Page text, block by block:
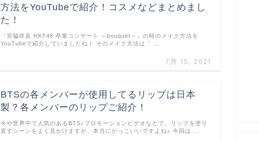
方法をYouTubeで紹介！コスメなどまとめまし
た！
7月 15, 2021
「宮脇咲良 HKT48 卒業コンサート ～bouquet～」の時のメイク方法を
YouTubeで紹介していましたね！ そのメイク方法は「 …
BTSの各メンバーが使用してるリップは日本
製？各メンバーのリップご紹介！
今や世界中で人気のあるBTS♪プロモーションビデオなどで、リップを塗り
直すシーンをよく見かけますが、本当にかっこいいですよね♪ 今回は …